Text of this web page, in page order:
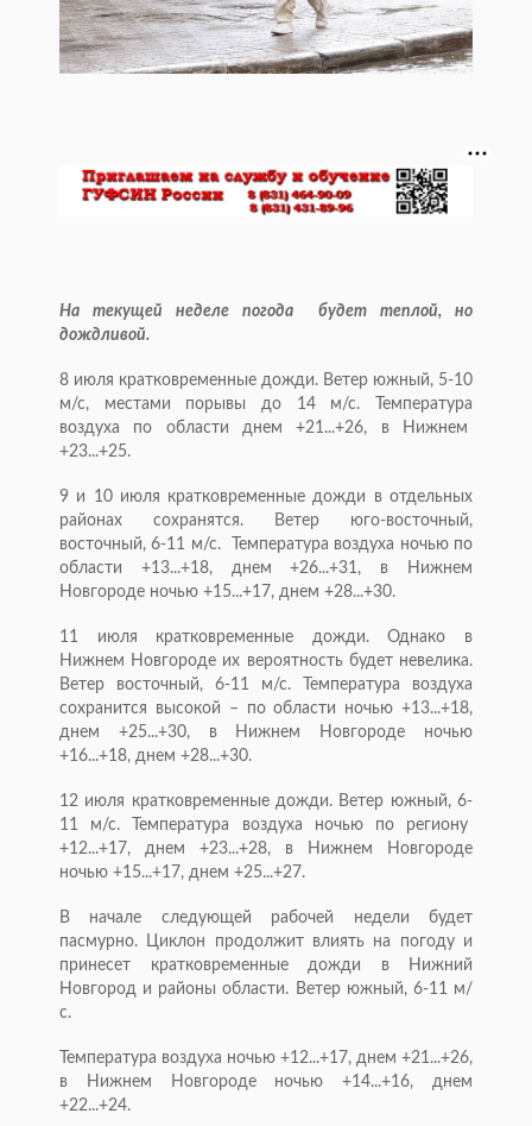
На текущей неделе погода будет теплой, но
дождливой.
8 июля кратковременные дожди. Ветер южный, 5-10
м/с, местами порывы до 14 м/с. Температура
воздуха по области днем +21...+26, в Нижнем
+23...+25.
9 и 10 июля кратковременные дожди в отдельных
районах сохранятся. Ветер юго-восточный,
восточный, 6-11 м/с. Температура воздуха ночью по
области +13...+18, днем +26...+31, в Нижнем
Новгороде ночью +15...+17, днем +28...+30.
11 июля кратковременные дожди. Однако в
Нижнем Новгороде их вероятность будет невелика.
Ветер восточный, 6-11 м/с. Температура воздуха
сохранится высокой – по области ночью +13...+18,
днем +25...+30, в Нижнем Новгороде ночью
+16...+18, днем +28...+30.
12 июля кратковременные дожди. Ветер южный, 6-
11 м/с. Температура воздуха ночью по региону
+12...+17, днем +23...+28, в Нижнем Новгороде
ночью +15...+17, днем +25...+27.
В начале следующей рабочей недели будет
пасмурно. Циклон продолжит влиять на погоду и
принесет кратковременные дожди в Нижний
Новгород и районы области. Ветер южный, 6-11 м/
с.
Температура воздуха ночью +12...+17, днем +21...+26,
в Нижнем Новгороде ночью +14...+16, днем
+22...+24.